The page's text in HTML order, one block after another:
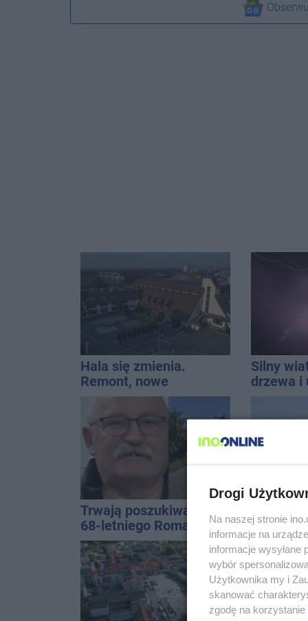
Hala się zmienia.
Remont, nowe
nagłośnienie, a przed
wejściem stanie
QEMETICA ARENA
Silny
drzewa i
Trwają poszukiwania
68-letniego Romana
Kucały
Drogi
Na naszej stronie
informacje na
informacje wysyłane
wybór
Użytkownika my i
skanować
zgodę na